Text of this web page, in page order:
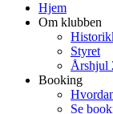
Hjem
Om klubben
Styret
Årshjul
Booking
Se